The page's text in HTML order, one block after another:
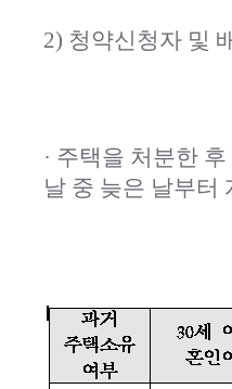
2) 청약신청자 및
· 주택을 처분한
날 중 늦은 날부터